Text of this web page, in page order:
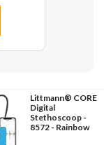
Littmann® CORE
Digital
Stethoscoop -
8572 - Rainbow